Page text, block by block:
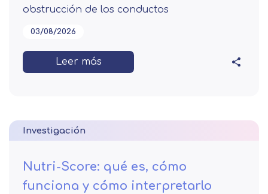
obstrucción de los conductos
03/08/2026
Leer más
Investigación
Nutri-Score: qué es, cómo
funciona y cómo interpretarlo